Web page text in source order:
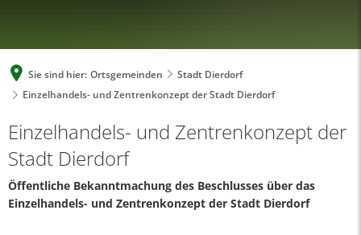
Sie sind hier: Ortsgemeinden
Stadt Dierdorf
Einzelhandels- und Zentrenkonzept der Stadt Dierdorf
Einzelhandels- und Zentrenkonzept der
Stadt Dierdorf
Öffentliche Bekanntmachung des Beschlusses über das
Einzelhandels- und Zentrenkonzept der Stadt Dierdorf